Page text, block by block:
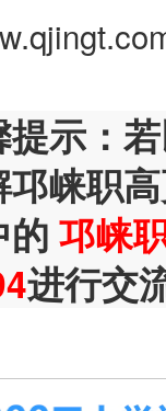
示：
崃职
的 邛崃
进行交